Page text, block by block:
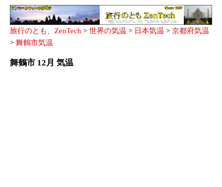
旅行のとも、ZenTech > 世界の気温 > 日本気温 > 京都府気温
> 舞鶴市気温
舞鶴市 12月 気温